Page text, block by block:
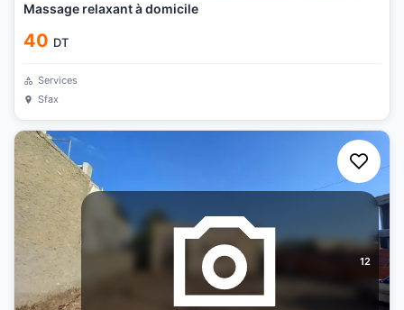
Massage relaxant à domicile
40 DT
Services
Sfax
12